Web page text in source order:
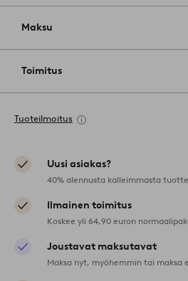
Maksu
Toimitus
Tuoteilmoitus
Uusi asiakas?
40% alennusta kalleimmasta
Ilmainen toimitus
Koskee yli 64,90 euron
Joustavat maksutavat
Maksa nyt, myöhemmin tai maksa